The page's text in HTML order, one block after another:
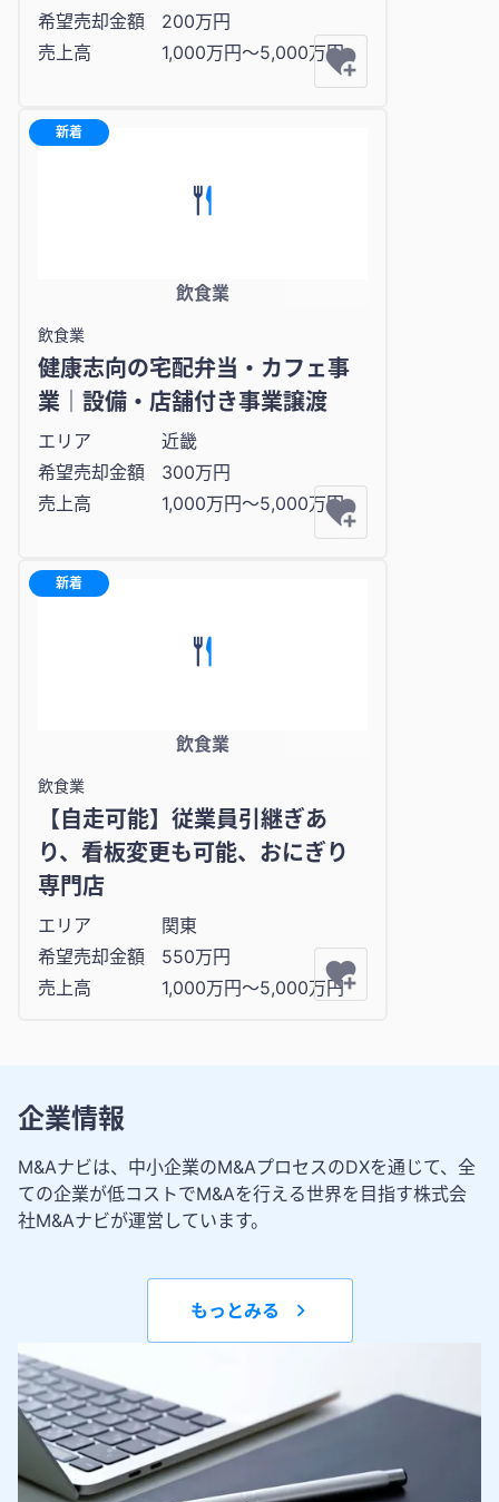
希望売却金額
200万円
売上高
1,000万円〜5,000万円
新着
飲食業
飲食業
健康志向の宅配弁当・カフェ事
業｜設備・店舗付き事業譲渡
エリア
近畿
希望売却金額
300万円
売上高
1,000万円〜5,000万円
新着
飲食業
飲食業
【自走可能】従業員引継ぎあ
り、看板変更も可能、おにぎり
専門店
エリア
関東
希望売却金額
550万円
売上高
1,000万円〜5,000万円
企業情報
M&Aナビは、中小企業のM&AプロセスのDXを通じて、全
ての企業が低コストでM&Aを行える世界を目指す株式会
社M&Aナビが運営しています。
もっとみる